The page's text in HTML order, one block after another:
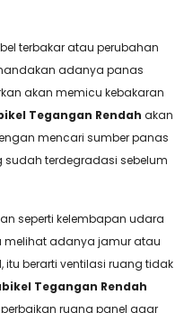
terbakar atau perubahan
adanya panas
akan memicu kebakaran
Tegangan Rendah akan
mencari sumber panas
terdegradasi sebelum
seperti kelembapan udara
melihat adanya jamur atau
berarti ventilasi ruang tidak
Tegangan Rendah
ruang panel agar